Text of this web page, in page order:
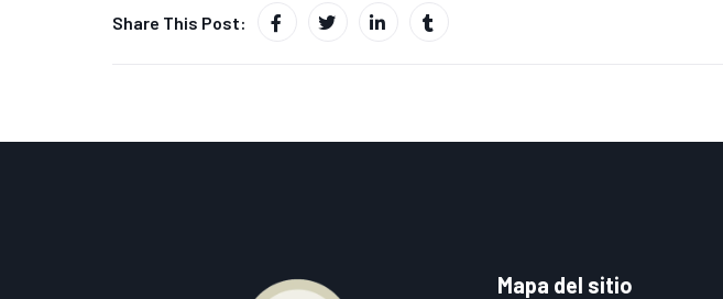
Share This Post:
Mapa del sitio